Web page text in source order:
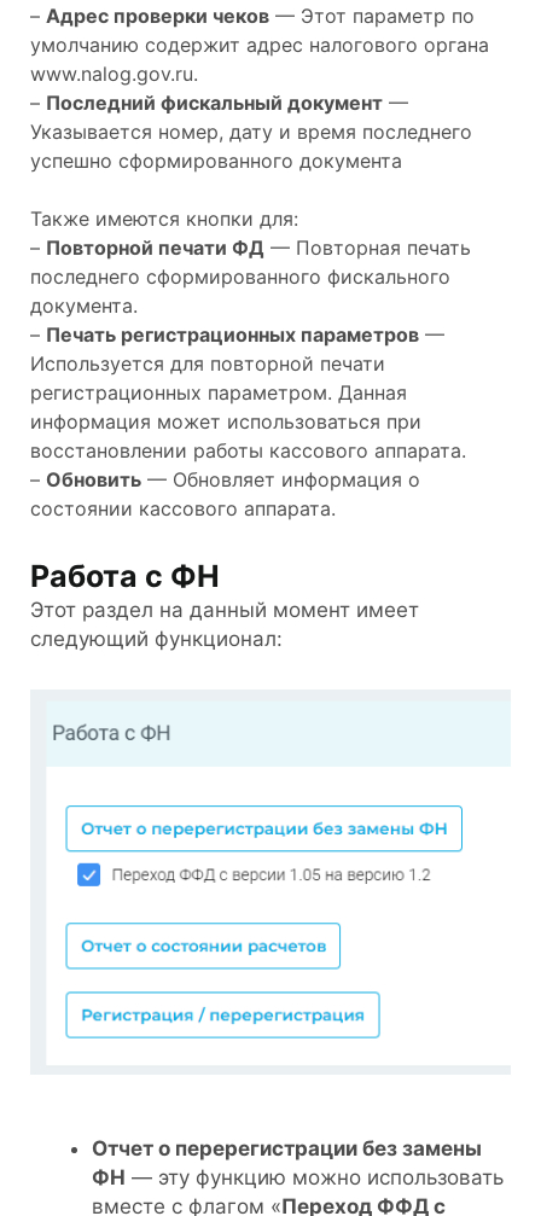
– Адрес проверки чеков — Этот параметр по
умолчанию содержит адрес налогового органа
www.nalog.gov.ru.
– Последний фискальный документ —
Указывается номер, дату и время последнего
успешно сформированного документа
Также имеются кнопки для:
– Повторной печати ФД — Повторная печать
последнего сформированного фискального
документа.
– Печать регистрационных параметров —
Используется для повторной печати
регистрационных параметром. Данная
информация может использоваться при
восстановлении работы кассового аппарата.
– Обновить — Обновляет информация о
состоянии кассового аппарата.
Работа с ФН
Этот раздел на данный момент имеет
следующий функционал:
Отчет о перерегистрации без замены
ФН — эту функцию можно использовать
вместе с флагом «Переход ФФД с